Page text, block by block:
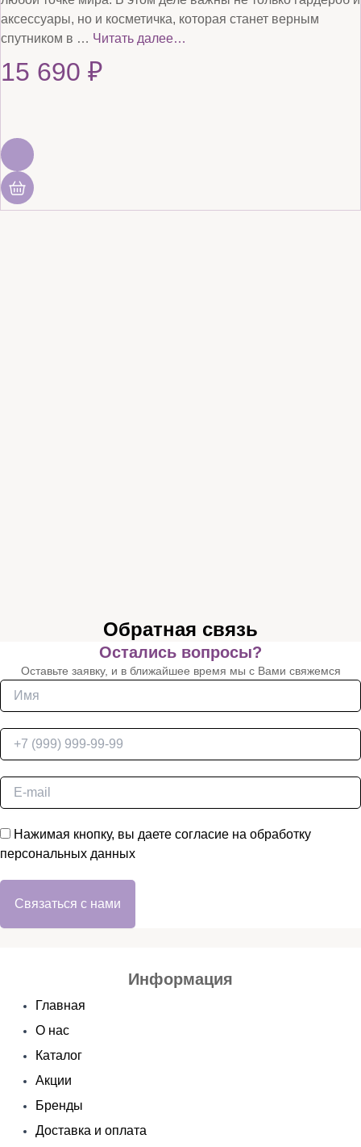
аксессуары, но и косметичка, которая станет верным
спутником в … Читать далее…
15 690 ₽
Обратная связь
Остались вопросы?
Оставьте заявку, и в ближайшее время мы с Вами свяжемся
Нажимая кнопку, вы даете согласие на обработку
персональных данных
Связаться с нами
Информация
Главная
О нас
Каталог
Акции
Бренды
Доставка и оплата